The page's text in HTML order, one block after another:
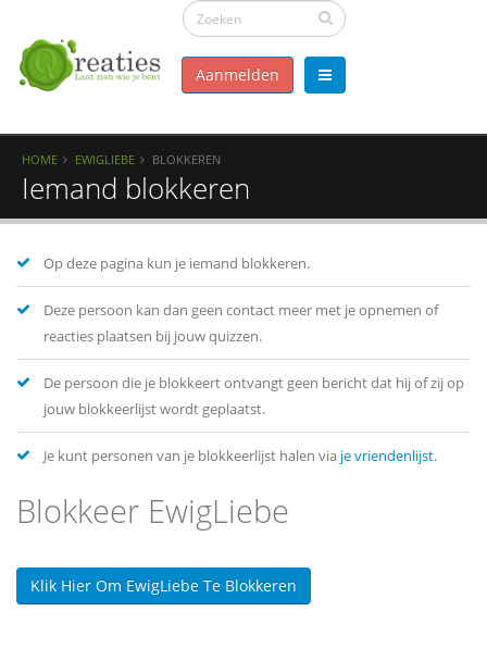
Aanmelden
HOME EWIGLIEBE BLOKKEREN
Iemand blokkeren
Op deze pagina kun je iemand blokkeren.
Deze persoon kan dan geen contact meer met je opnemen of
reacties plaatsen bij jouw quizzen.
De persoon die je blokkeert ontvangt geen bericht dat hij of zij op
jouw blokkeerlijst wordt geplaatst.
Je kunt personen van je blokkeerlijst halen via je vriendenlijst.
Blokkeer EwigLiebe
Klik Hier Om EwigLiebe Te Blokkeren